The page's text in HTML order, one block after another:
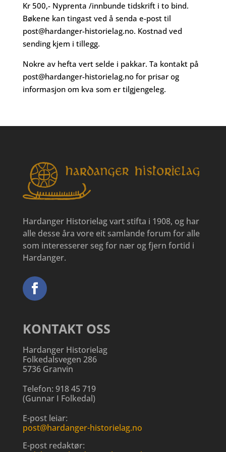
Kr 500,- Nyprenta /innbunde tidskrift i to bind.
Bøkene kan tingast ved å senda e-post til
post@hardanger-historielag.no. Kostnad ved
sending kjem i tillegg.
Nokre av hefta vert selde i pakkar. Ta kontakt på
post@hardanger-historielag.nofor prisar og
informasjon om kva som er tilgjengeleg.
Hardanger Historielag vart stifta i 1908, og har
alle desse åra vore eit samlande forum for alle
som interesserer seg for nær og fjern fortid i
Hardanger.
KONTAKT OSS
Hardanger Historielag
Folkedalsvegen 286
5736 Granvin
Telefon: 918 45 719
(Gunnar I Folkedal)
E-post leiar:
post@hardanger-historielag.no
E-post redaktør: